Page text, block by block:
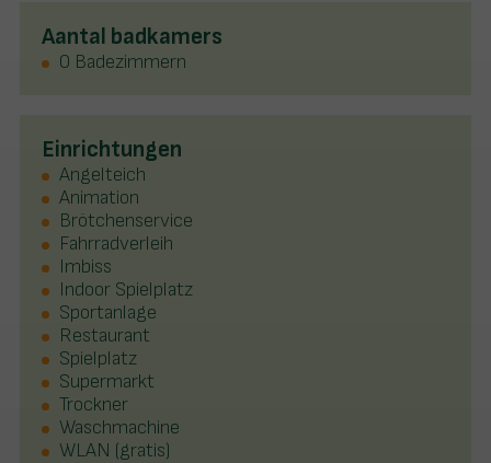
Aantal badkamers
0 Badezimmern
Einrichtungen
Angelteich
Animation
Brötchenservice
Fahrradverleih
Imbiss
Indoor Spielplatz
Sportanlage
Restaurant
Spielplatz
Supermarkt
Trockner
Waschmachine
WLAN (gratis)